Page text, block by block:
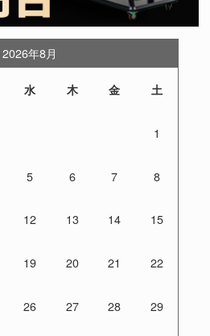
2026年8月
水 木 金 土
1
5 6 7 8
12 13 14 15
19 20 21 22
26 27 28 29